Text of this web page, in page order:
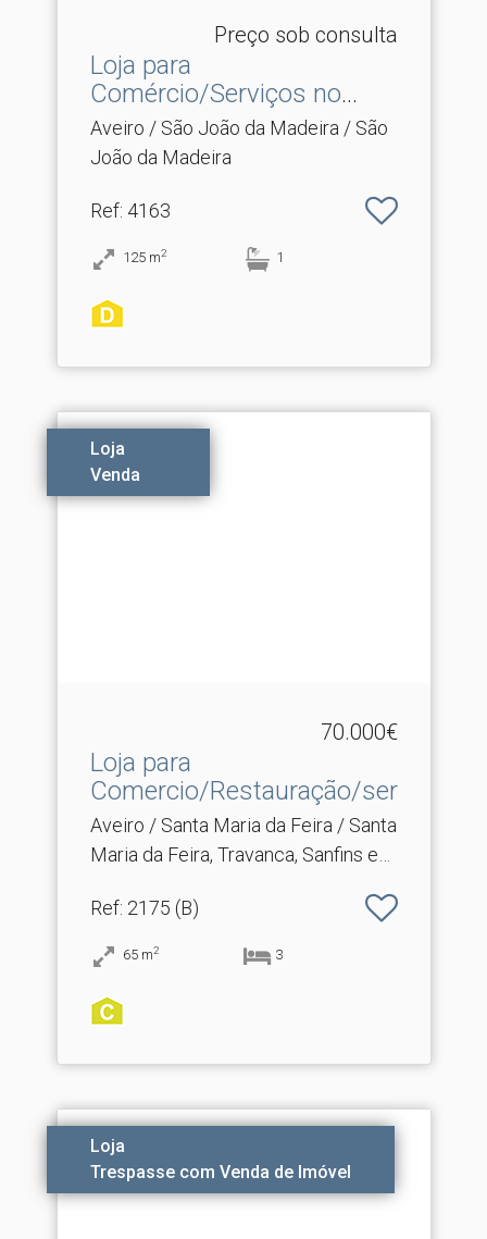
Preço sob consulta
Loja para
Comércio/Serviços no
centro de São .​..
Aveiro / São João da Madeira / São
João da Madeira
Ref: 4163
125 m2 1
Loja
Venda
70.000€
Loja para
Comercio/Restauração/serviços
Aveiro / Santa Maria da Feira / Santa
Maria da Feira, Travanca, Sanfins e
Ref: 2175 (B)
65 m2 3
Loja
Trespasse com Venda de Imóvel